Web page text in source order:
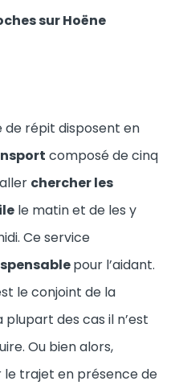
sur Hoëne
de répit disposent en
composé de cinq
chercher les
le matin et de les y
Ce service
pour l’aidant.
le conjoint de la
des cas il n’est
Ou bien alors,
le trajet en présence de